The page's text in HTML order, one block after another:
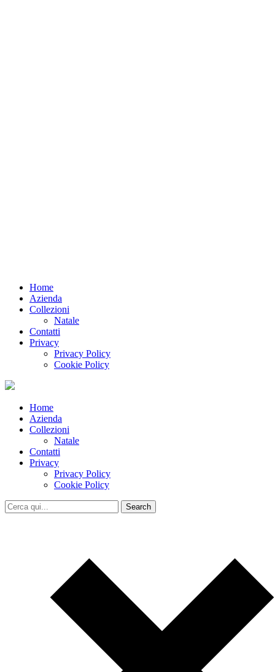
Home
Azienda
Collezioni
Natale
Contatti
Privacy
Privacy Policy
Cookie Policy
Home
Azienda
Collezioni
Natale
Contatti
Privacy
Privacy Policy
Cookie Policy